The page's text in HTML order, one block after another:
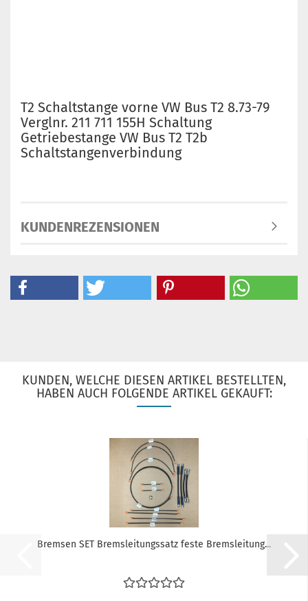
T2 Schaltstange vorne VW Bus T2 8.73-79
Verglnr. 211 711 155H Schaltung
Getriebestange VW Bus T2 T2b
Schaltstangenverbindung
KUNDENREZENSIONEN
KUNDEN, WELCHE DIESEN ARTIKEL BESTELLTEN,
HABEN AUCH FOLGENDE ARTIKEL GEKAUFT:
Bremsen SET Bremsleitungssatz feste Bremsleitung...